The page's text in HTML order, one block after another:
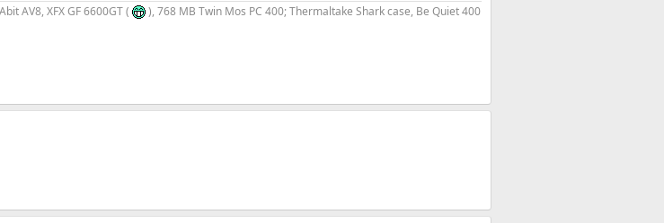
AV8, XFX GF 6600GT (
), 768 MB Twin Mos PC 400; Thermaltake Shark case, Be Quiet 400